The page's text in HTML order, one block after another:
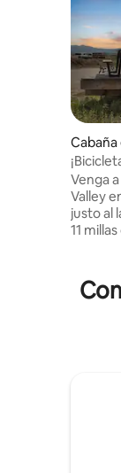
a
Venga
Valley
justo al
11
paso.
estar